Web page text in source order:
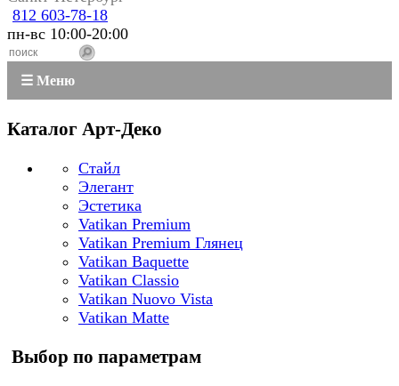
812 603-78-18
пн-вс 10:00-20:00
☰ Меню
Каталог Арт-Деко
Стайл
Элегант
Эстетика
Vatikan Premium
Vatikan Premium Глянец
Vatikan Baquette
Vatikan Classio
Vatikan Nuovo Vista
Vatikan Matte
Выбор по параметрам